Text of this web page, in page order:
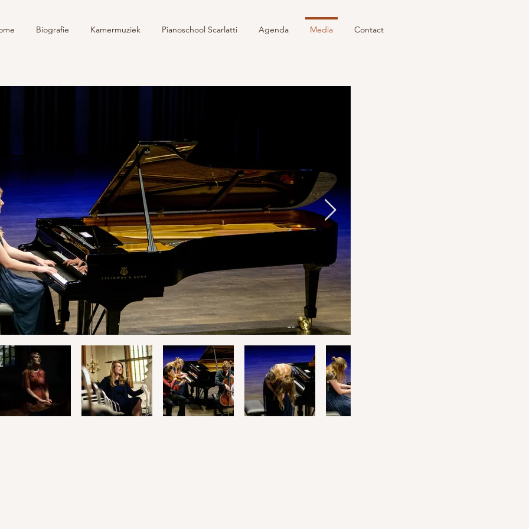
Biografie Kamermuziek Pianoschool Scarlatti Agenda Media Contact